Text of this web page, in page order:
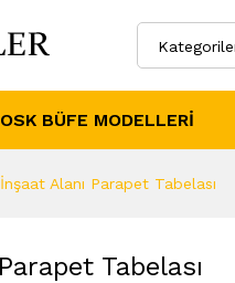
BÜFE MODELLERI
İnşaat Alanı Parapet Tabelası
Tabelası